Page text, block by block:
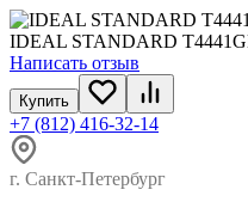
IDEAL STANDARD
Написать отзыв
Купить
+7 (812) 416-32-14
г. Санкт-Петербург